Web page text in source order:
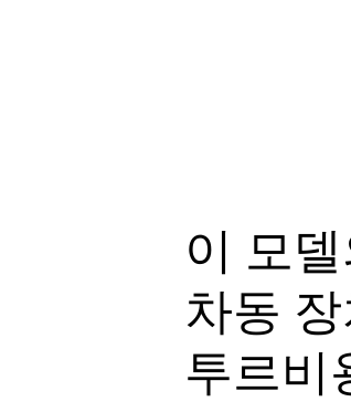
이 모
차동
투르비